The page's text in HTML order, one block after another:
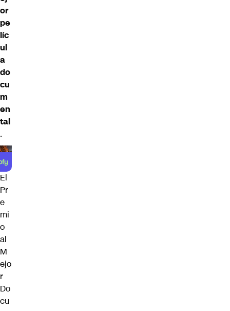
or
pe
líc
ul
a
do
cu
m
en
tal
.
El
Pr
e
mi
o
al
M
ejo
r
Do
cu